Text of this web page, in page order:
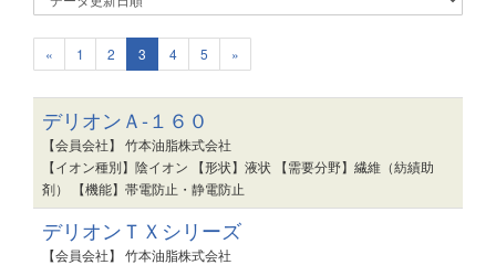
« 1 2 3 4 5 »
デリオンＡ-１６０
【会員会社】 竹本油脂株式会社
【イオン種別】陰イオン 【形状】液状 【需要分野】繊維（紡績助
剤） 【機能】帯電防止・静電防止
デリオンＴＸシリーズ
【会員会社】 竹本油脂株式会社